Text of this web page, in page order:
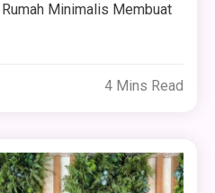
Minimalis Membuat
4 Mins Read